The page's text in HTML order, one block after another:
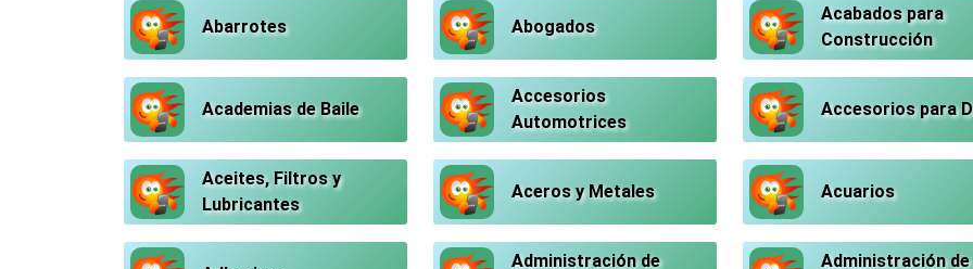
Abarrotes Abogados
Acabados para
Construcción
Academias de Baile
Accesorios
Automotrices
Accesorios para
Aceites, Filtros y
Lubricantes
Aceros y Metales Acuarios
Administración de
Administración de